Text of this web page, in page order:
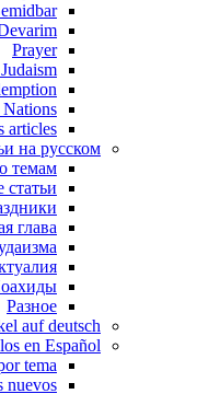
Prayer
Nations
articles
на русском
темам
глава
Разное
auf deutsch
en Español
tema
nuevos